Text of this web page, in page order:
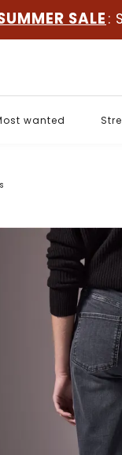
SALE :
wanted